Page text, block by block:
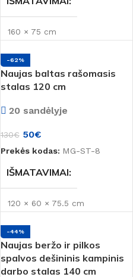
160 × 75 cm
-62%
Naujas baltas rašomasis
stalas 120 cm
20 sandėlyje
130€ 50€
Prekės kodas: MG-ST-8
IŠMATAVIMAI
120 × 60 × 75.5 cm
BŪKLĖ
MEDŽIAGA LMDP
-44%
Naujas beržo ir pilkos
spalvos dešininis kampinis
darbo stalas 140 cm